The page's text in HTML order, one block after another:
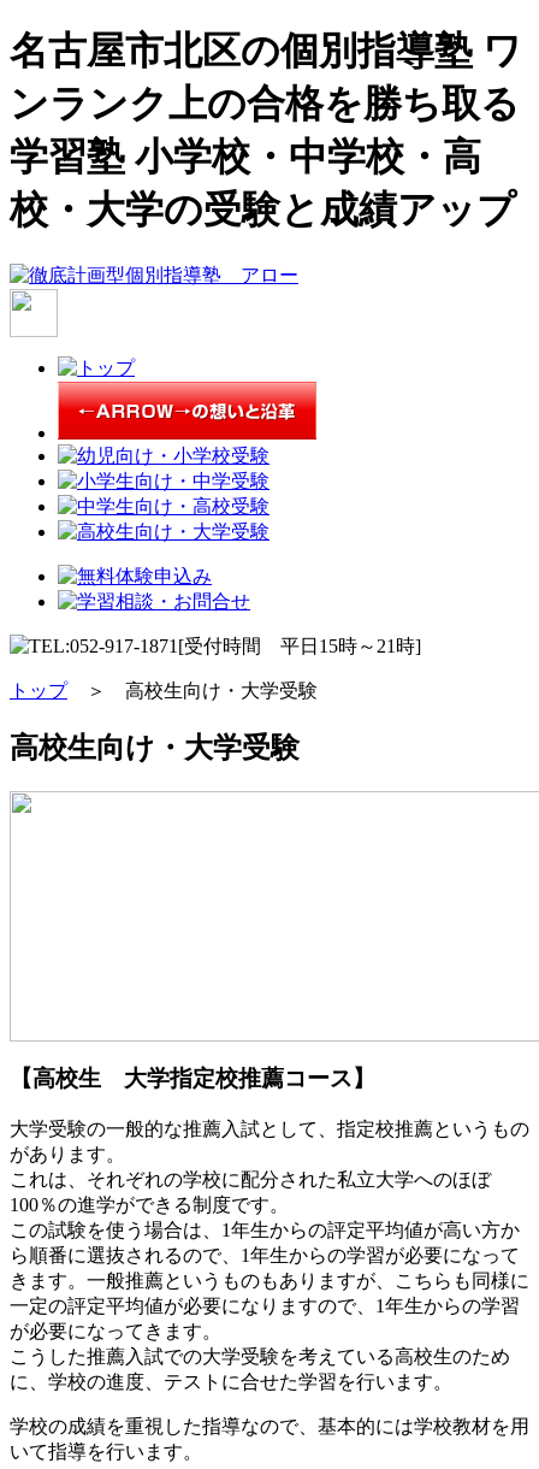
名古屋市北区の個別指導塾 ワ
ンランク上の合格を勝ち取る
学習塾 小学校・中学校・高
校・大学の受験と成績アップ
トップ＞ 高校生向け・大学受験
高校生向け・大学受験
【高校生 大学指定校推薦コース】
大学受験の一般的な推薦入試として、指定校推薦というもの
があります。
これは、それぞれの学校に配分された私立大学へのほぼ
100％の進学ができる制度です。
この試験を使う場合は、1年生からの評定平均値が高い方か
ら順番に選抜されるので、1年生からの学習が必要になって
きます。一般推薦というものもありますが、こちらも同様に
一定の評定平均値が必要になりますので、1年生からの学習
が必要になってきます。
こうした推薦入試での大学受験を考えている高校生のため
に、学校の進度、テストに合せた学習を行います。
学校の成績を重視した指導なので、基本的には学校教材を用
いて指導を行います。